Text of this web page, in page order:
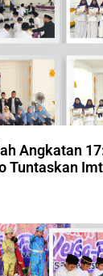
Angkatan
Tuntaskan